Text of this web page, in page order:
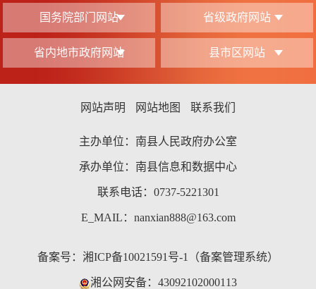
国务院部门网站 省级政府网站
省内地市政府网站 县市区网站
网站声明 网站地图 联系我们
主办单位：南县人民政府办公室
承办单位：南县信息和数据中心
联系电话：0737-5221301
E_MAIL：nanxian888@163.com
备案号： 湘ICP备10021591号-1（备案管理系统）
湘公网安备：43092102000113